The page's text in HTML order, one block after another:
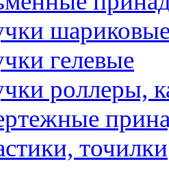
гелевые
роллеры,
точилки